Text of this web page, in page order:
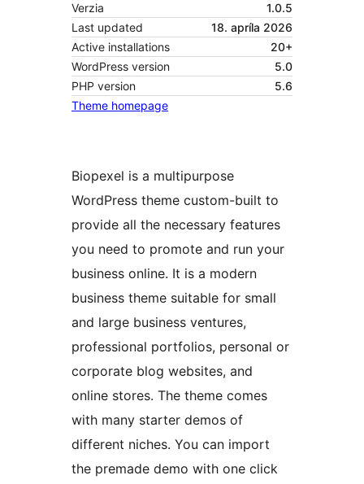
Verzia
1.0.5
Last updated
18. apríla 2026
Active installations
20+
WordPress version
5.0
PHP version
5.6
Theme homepage
Biopexel is a multipurpose
WordPress theme custom-built to
provide all the necessary features
you need to promote and run your
business online. It is a modern
business theme suitable for small
and large business ventures,
professional portfolios, personal or
corporate blog websites, and
online stores. The theme comes
with many starter demos of
different niches. You can import
the premade demo with one click